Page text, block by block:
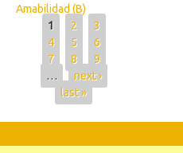
Amabilidad (B)
Pages
1 2
3
4
5
6
7
8
9
…
next ›
last »